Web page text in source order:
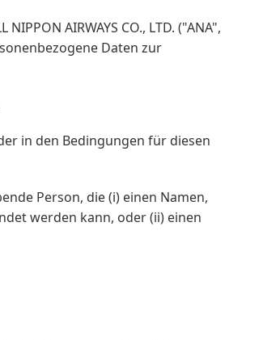
AIRWAYS CO., LTD. ("ANA",
Daten zur
in den Bedingungen für diesen
Person, die (i) einen Namen,
werden kann, oder (ii) einen